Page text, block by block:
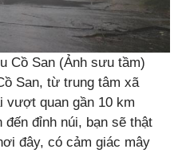
Cồ San (Ảnh sưu tầm)
San, từ trung tâm xã
vượt quan gần 10 km
đỉnh núi, bạn sẽ thật
đây, có cảm giác mây